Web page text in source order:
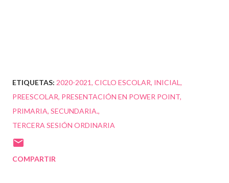
ETIQUETAS: 2020-2021 CICLO ESCOLAR INICIAL
PREESCOLAR PRESENTACIÓN EN POWER POINT
PRIMARIA SECUNDARIA.
TERCERA SESIÓN ORDINARIA
COMPARTIR